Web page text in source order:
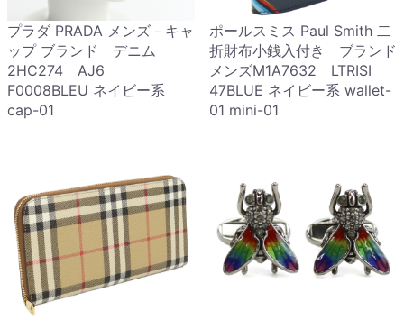
プラダ PRADA メンズ－キャ
ップ ブランド デニム
2HC274 AJ6
F0008BLEU ネイビー系
cap-01
ポールスミス Paul Smith 二
折財布小銭入付き ブランド
メンズM1A7632 LTRISI
47BLUE ネイビー系 wallet-
01 mini-01